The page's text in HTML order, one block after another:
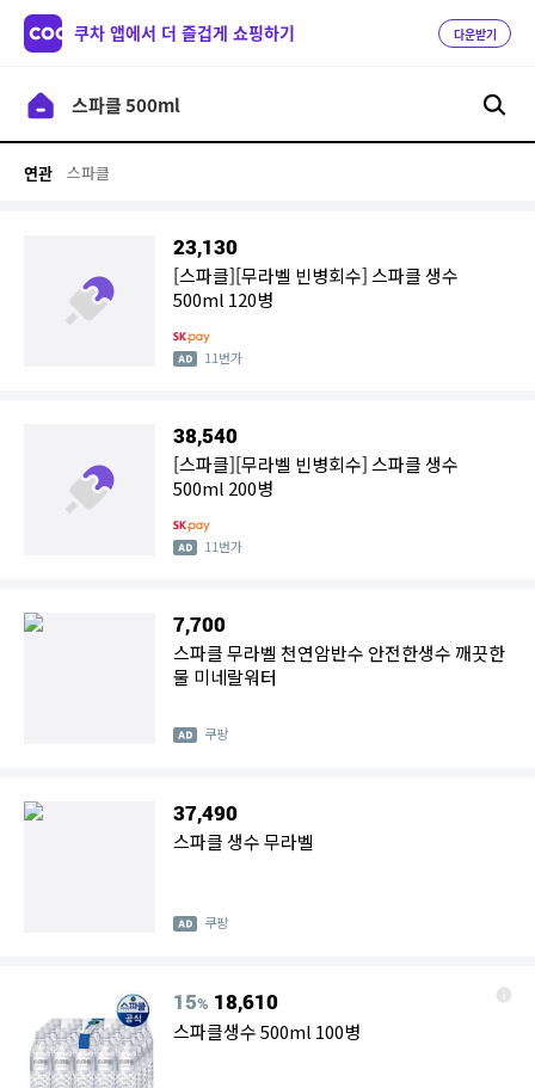
쿠차 앱에서 더 즐겁게 쇼핑하기 다운받기
연관 스파클
23,130
[스파클][무라벨 빈병회수] 스파클 생수
500ml 120병
11번가
38,540
[스파클][무라벨 빈병회수] 스파클 생수
500ml 200병
11번가
7,700
스파클 무라벨 천연암반수 안전한생수 깨끗한
물 미네랄워터
쿠팡
37,490
스파클 생수 무라벨
쿠팡
15% 18,610
스파클생수 500ml 100병